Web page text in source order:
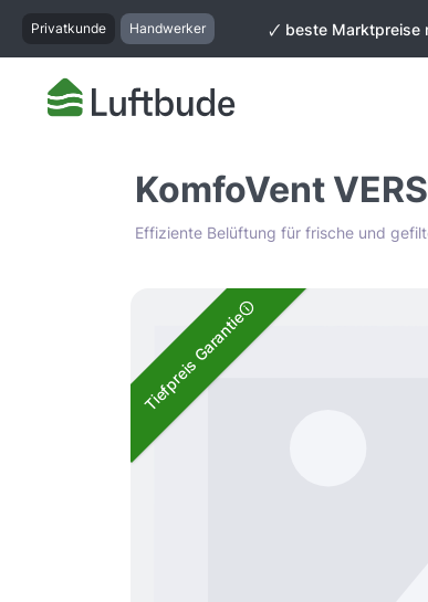
Zur Hauptnavigation springen
Privatkunde Handwerker 🗸 beste Marktpreise
KomfoVent
Effiziente Belüftung für frische und
Bildergalerie überspringen
Tiefpreis Garantie